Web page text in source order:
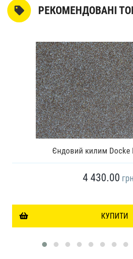
РЕКОМЕНДОВАНІ
Єндовий килим Docke
4 430.00 грн
КУПИТИ